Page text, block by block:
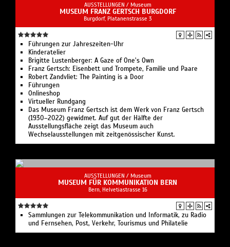
AUSSTELLUNGEN / Museum
MUSEUM FRANZ GERTSCH BURGDORF
Burgdorf, Platanenstrasse 3
Führungen zur Jahreszeiten-Uhr
Kinderatelier
Brigitte Lustenberger: A Gaze of One’s Own
Franz Gertsch: Eisenbett und Trompete, Familie und Paare
Robert Zandvliet: The Painting is a Door
Führungen
Onlineshop
Virtueller Rundgang
Das Museum Franz Gertsch ist dem Werk von Franz Gertsch
(1930–2022) gewidmet. Auf gut der Hälfte der
Ausstellungsfläche zeigt das Museum auch
Wechselausstellungen mit zeitgenössischer Kunst.
AUSSTELLUNGEN / Museum
MUSEUM FÜR KOMMUNIKATION BERN
Bern, Helvetiastrasse 16
Sammlungen zur Telekommunikation und Informatik, zu Radio
und Fernsehen, Post, Verkehr, Tourismus und Philatelie